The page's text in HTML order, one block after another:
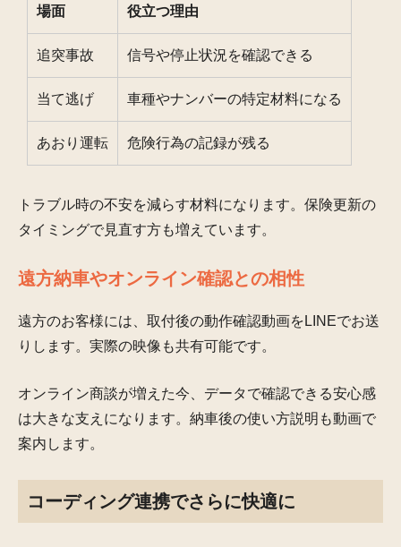
場面 役立つ理由
追突事故 信号や停止状況を確認できる
当て逃げ 車種やナンバーの特定材料になる
あおり運転 危険行為の記録が残る
トラブル時の不安を減らす材料になります。保険更新の
タイミングで見直す方も増えています。
遠方納車やオンライン確認との相性
遠方のお客様には、取付後の動作確認動画をLINEでお送
りします。実際の映像も共有可能です。
オンライン商談が増えた今、データで確認できる安心感
は大きな支えになります。納車後の使い方説明も動画で
案内します。
コーディング連携でさらに快適に